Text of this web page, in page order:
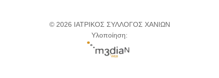
© 2026 ΙΑΤΡΙΚΟΣ ΣΥΛΛΟΓΟΣ ΧΑΝΙΩΝ
Υλοποίηση: